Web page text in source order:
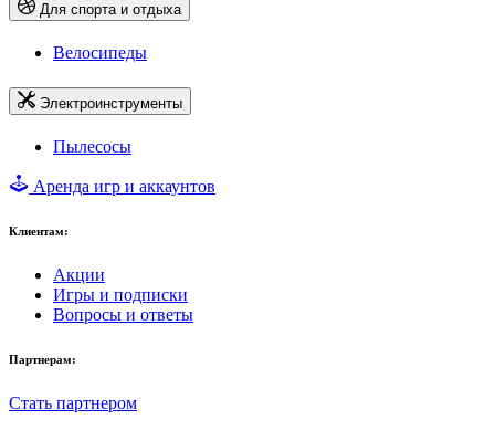
Для спорта и отдыха
Велосипеды
Электроинструменты
Пылесосы
Аренда игр и аккаунтов
Клиентам:
Акции
Игры и подписки
Вопросы и ответы
Партнерам:
Стать партнером